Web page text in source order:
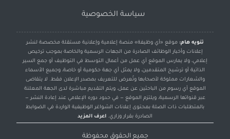
سياسة الخصوصية
تنويه هام: موقع «أي وظيفة» منصة إعلامية وإعلانية مستقلة مخصصة لنشر
إعلانات وأخبار الوظائف الصادرة من الجهات الرسمية والخاصة بموجب ترخيص
إعلامي، ولا يمارس الموقع أي عمل من أعمال التوسط في التوظيف أو جمع السير
الذاتية أو ترشيح المتقدمين، ولا يمثل أي جهة حكومية أو خاصة، وجميع الأسماء
والشعارات مملوكة لأصحابها وتُعرض للتعريف بمصدر الإعلان فقط. لا يتقاضى
الموقع أي رسوم من الباحثين عن عمل، ويتم التقديم مباشرة لدى الجهة المعلنة
عبر قنواتها الرسمية، ويلتزم الموقع — في حدود دوره الإعلامي عند إعادة النشر —
بالمتطلبات ذات الصلة بمحتوى إعلانات الشواغر الوظيفية الواردة في الضوابط
الصادرة بقرار وزاري. اعرف المزيد
جميع الحقوق محفوظة